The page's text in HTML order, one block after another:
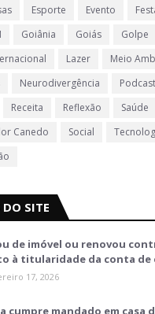
Esporte Evento
Goiânia Goiás
Golpe
Lazer
Meio
Neurodivergência Podcast
Receita Reflexão
Saúde
Canedo Social
SITE
de imóvel ou renovou
à titularidade da conta de
17, 2026
cumpre mandado em casa